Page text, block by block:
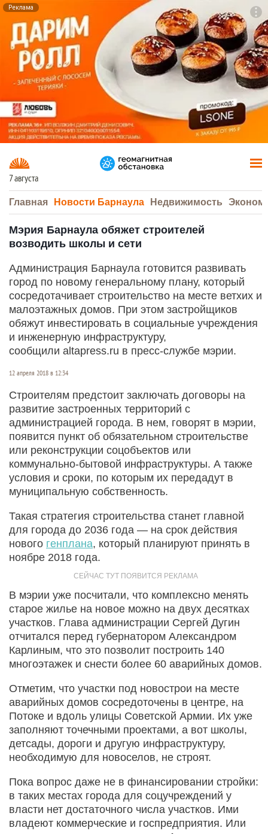
Реклама
7 августа
Главная Новости Барнаула Недвижимость
Мэрия Барнаула обяжет строителей
возводить школы и сети
Администрация Барнаула готовится развивать
город по новому генеральному плану, который
сосредотачивает строительство на месте ветхих и
малоэтажных домов. При этом застройщиков
обяжут инвестировать в социальные учреждения
и инженерную инфраструктуру,
сообщили altapress.ru в пресс-службе мэрии.
12 апреля 2018 в 12:34
Строителям предстоит заключать договоры на
развитие застроенных территорий с
администрацией города. В нем, говорят в мэрии,
появится пункт об обязательном строительстве
или реконструкции соцобъектов или
коммунально-бытовой инфраструктуры. А также
условия и сроки, по которым их передадут в
муниципальную собственность.
Такая стратегия строительства станет главной
для города до 2036 года — на срок действия
нового генплана, который планируют принять в
ноябре 2018 года.
В мэрии уже посчитали, что комплексно менять
старое жилье на новое можно на двух десятках
участков. Глава администрации Сергей Дугин
отчитался перед губернатором Александром
Карлиным, что это позволит построить 140
многоэтажек и снести более 60 аварийных домов.
Отметим, что участки под новострои на месте
аварийных домов сосредоточены в центре, на
Потоке и вдоль улицы Советской Армии. Их уже
заполняют точечными проектами, а вот школы,
детсады, дороги и другую инфраструктуру,
необходимую для новоселов, не строят.
Пока вопрос даже не в финансировании стройки:
в таких местах города для соцучреждений у
власти нет достаточного числа участков. Ими
владеют коммерческие и госпредприятия. Или